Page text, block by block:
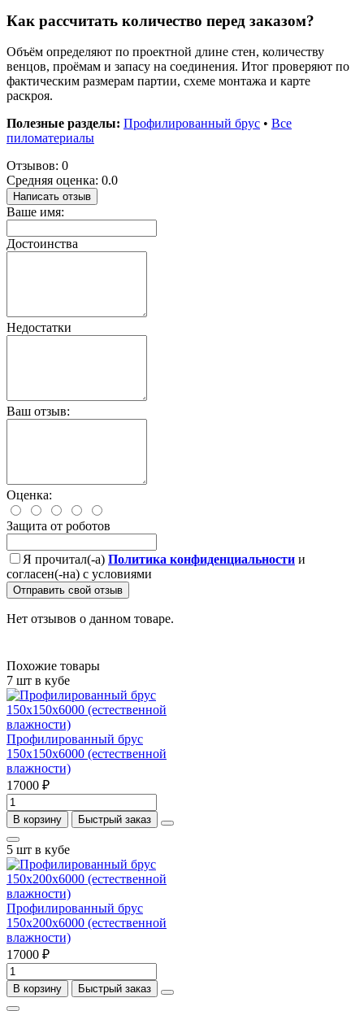
Как рассчитать количество перед заказом?
Объём определяют по проектной длине стен, количеству
венцов, проёмам и запасу на соединения. Итог проверяют по
фактическим размерам партии, схеме монтажа и карте
раскроя.
Полезные разделы: Профилированный брус • Все
пиломатериалы
Отзывов: 0
Средняя оценка: 0.0
Написать отзыв
Ваше имя:
Достоинства
Недостатки
Ваш отзыв:
Оценка:
Защита от роботов
Я прочитал(-а) Политика конфиденциальности и
согласен(-на) с условиями
Отправить свой отзыв
Нет отзывов о данном товаре.
Похожие товары
7 шт в кубе
Профилированный брус
150х150х6000 (естественной
влажности)
17000 ₽
В корзину Быстрый заказ
5 шт в кубе
Профилированный брус
150х200х6000 (естественной
влажности)
17000 ₽
В корзину Быстрый заказ